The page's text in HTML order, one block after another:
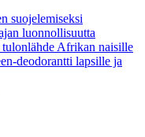
suojelemiseksi
luonnollisuutta
tulonlähde Afrikan naisille
deodorantti lapsille ja